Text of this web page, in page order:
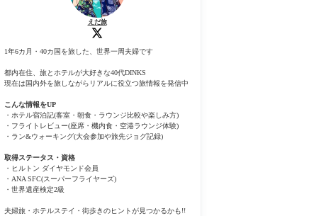
えだ旅
1年6カ月・40カ国を旅した、世界一周夫婦です
都内在住、旅とホテルが大好きな40代DINKS
現在は国内外を旅しながらリアルに役立つ旅情報を発信中
こんな情報をUP
・ホテル宿泊記(客室・朝食・ラウンジ比較や楽しみ方)
・フライトレビュー(座席・機内食・空港ラウンジ体験)
・ラン&ウォーキング(大会参加や旅先ジョグ記録)
取得ステータス・資格
・ヒルトン ダイヤモンド会員
・ANA SFC(スーパーフライヤーズ)
・世界遺産検定2級
夫婦旅・ホテルステイ・街歩きのヒントが見つかるかも!!